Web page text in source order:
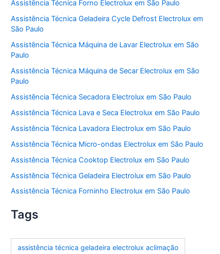
Assistência Técnica Forno Electrolux em São Paulo
Assistência Técnica Geladeira Cycle Defrost Electrolux em
São Paulo
Assistência Técnica Máquina de Lavar Electrolux em São
Paulo
Assistência Técnica Máquina de Secar Electrolux em São
Paulo
Assistência Técnica Secadora Electrolux em São Paulo
Assistência Técnica Lava e Seca Electrolux em São Paulo
Assistência Técnica Lavadora Electrolux em São Paulo
Assistência Técnica Micro-ondas Electrolux em São Paulo
Assistência Técnica Cooktop Electrolux em São Paulo
Assistência Técnica Geladeira Electrolux em São Paulo
Assistência Técnica Forninho Electrolux em São Paulo
Tags
assistência técnica geladeira electrolux aclimação